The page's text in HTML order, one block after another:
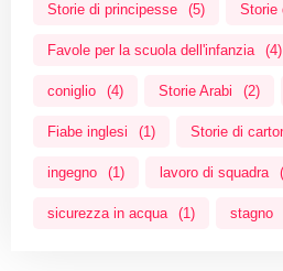
Storie di principesse (5) Storie
Favole per la scuola dell'infanzia (4)
coniglio (4) Storie Arabi (2)
Fiabe inglesi (1) Storie di
ingegno (1) lavoro di squadra
sicurezza in acqua (1) stagno